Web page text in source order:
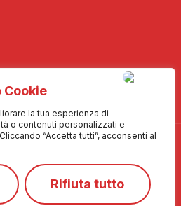
Cookie
la tua esperienza di
o contenuti personalizzati e
“Accetta tutti”, acconsenti al
Rifiuta tutto
- Tutti i diritti riservati
❤️ byConsolidati